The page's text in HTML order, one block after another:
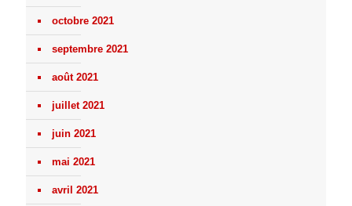
octobre 2021
septembre 2021
août 2021
juillet 2021
juin 2021
mai 2021
avril 2021